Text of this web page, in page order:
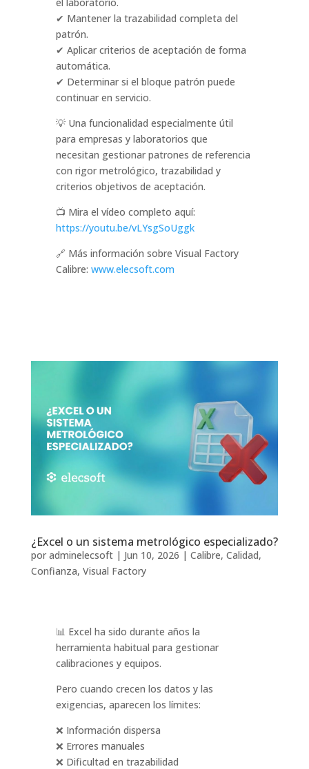
✔ Mantener la trazabilidad completa del
patrón.
✔ Aplicar criterios de aceptación de forma
automática.
✔ Determinar si el bloque patrón puede
continuar en servicio.
💡 Una funcionalidad especialmente útil
para empresas y laboratorios que
necesitan gestionar patrones de referencia
con rigor metrológico, trazabilidad y
criterios objetivos de aceptación.
📺 Mira el vídeo completo aquí:
https://youtu.be/vLYsgSoUggk
🔗 Más información sobre Visual Factory
Calibre: www.elecsoft.com
¿Excel o un sistema metrológico especializado?
por adminelecsoft| Jun 10, 2026 | Calibre, Calidad,
Confianza, Visual Factory
📊 Excel ha sido durante años la
herramienta habitual para gestionar
calibraciones y equipos.
Pero cuando crecen los datos y las
exigencias, aparecen los límites:
❌ Información dispersa
❌ Errores manuales
❌ Dificultad en trazabilidad